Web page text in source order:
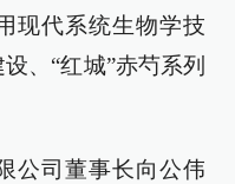
现代系统生物学技
、“红城”赤芍系列
公司董事长向公伟